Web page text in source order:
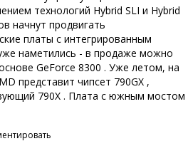
технологий Hybrid SLI и Hybrid
начнут продвигать
платы с интегрированным
наметились - в продаже можно
GeForce 8300 . Уже летом, на
представит чипсет 790GX ,
790X . Плата с южным мостом